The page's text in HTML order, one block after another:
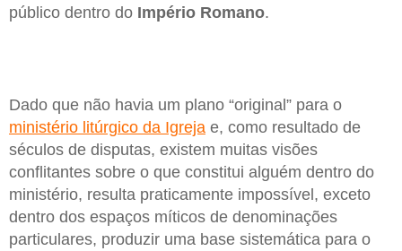
público dentro do Império Romano.
Dado que não havia um plano “original” para o
ministério litúrgico da Igreja e, como resultado de
séculos de disputas, existem muitas visões
conflitantes sobre o que constitui alguém dentro do
ministério, resulta praticamente impossível, exceto
dentro dos espaços míticos de denominações
particulares, produzir uma base sistemática para o